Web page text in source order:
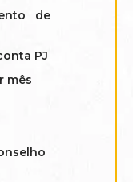
de
PJ
mês